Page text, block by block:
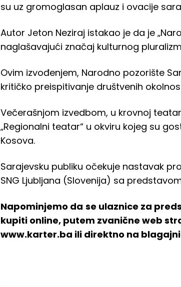
su uz gromoglasan aplauz i ovacije
Autor Jeton Neziraj istakao je da je
naglašavajući značaj kulturnog
Ovim izvođenjem, Narodno pozorište
kritičko preispitivanje društvenih
Večerašnjom izvedbom, u krovnoj
„Regionalni teatar“ u okviru kojeg su
Kosova.
Sarajevsku publiku očekuje nastavak
SNG Ljubljana (Slovenija) sa
Napominjemo da se ulaznice za
kupiti online, putem zvanične web
www.karter.ba ili direktno na